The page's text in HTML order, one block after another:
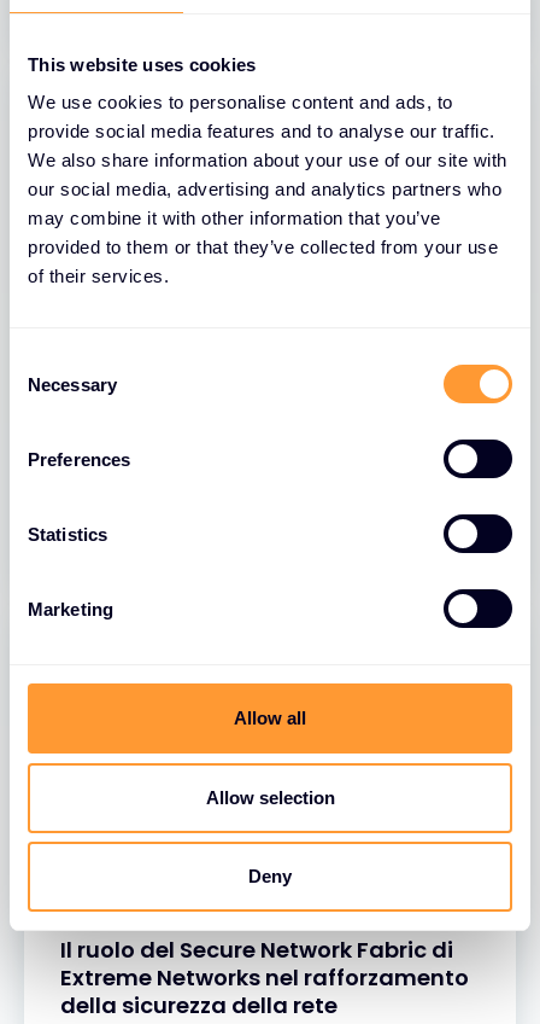
This website uses cookies
We use cookies to personalise content and ads, to
provide social media features and to analyse our traffic.
We also share information about your use of our site with
our social media, advertising and analytics partners who
may combine it with other information that you’ve
provided to them or that they’ve collected from your use
of their services.
Necessary
Preferences
Statistics
Marketing
Allow all
Allow selection
Deny
Parte 1: Come l'AI sta rivoluzionando
l'impatto sul settore
BLOG
Il ruolo del Secure Network Fabric di
Extreme Networks nel rafforzamento
della sicurezza della rete